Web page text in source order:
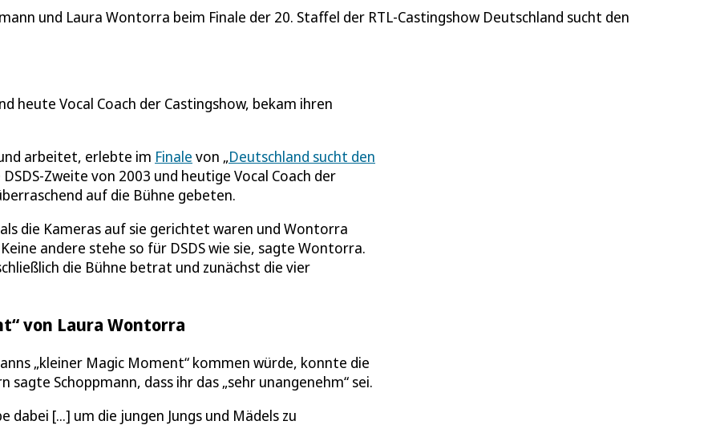
und Laura Wontorra beim Finale der 20. Staffel der RTL-Castingshow Deutschland sucht den
heute Vocal Coach der Castingshow, bekam ihren
arbeitet, erlebte im Finale von „Deutschland sucht den
Zweite von 2003 und heutige Vocal Coach der
auf die Bühne gebeten.
die Kameras auf sie gerichtet waren und Wontorra
andere stehe so für DSDS wie sie, sagte Wontorra.
die Bühne betrat und zunächst die vier
von Laura Wontorra
„kleiner Magic Moment“ kommen würde, konnte die
Schoppmann, dass ihr das „sehr unangenehm“ sei.
[...] um die jungen Jungs und Mädels zu